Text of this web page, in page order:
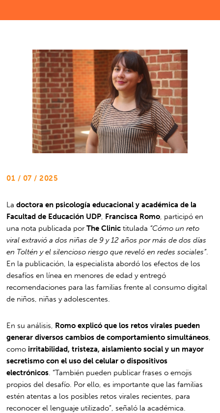
01 / 07 / 2025
Ladoctora en psicología educacional y académica de la
Facultad de Educación UDP Francisca Romo , participó en
una nota publicada porThe Clinic titulada “Cómo un reto
viral extravió a dos niñas de 9 y 12 años por más de dos días
en Toltén y el silencioso riesgo que reveló en redes sociales”.
En la publicación, la especialista abordó los efectos de los
desafíos en línea en menores de edad y entregó
recomendaciones para las familias frente al consumo digital
de niños, niñas y adolescentes.
En su análisis, Romo explicó que los retos virales pueden
generar diversos cambios de comportamiento simultáneos
como irritabilidad, tristeza, aislamiento social y un mayor
secretismo con el uso del celular o dispositivos
electrónicos . “También pueden publicar frases o emojis
propios del desafío. Por ello, es importante que las familias
estén atentas a los posibles retos virales recientes, para
reconocer el lenguaje utilizado”, señaló la académica.